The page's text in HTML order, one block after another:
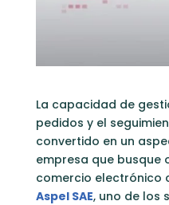
La capacidad de
pedidos y el
convertido en un
empresa que
comercio electrónico
Aspel SAE, uno de los